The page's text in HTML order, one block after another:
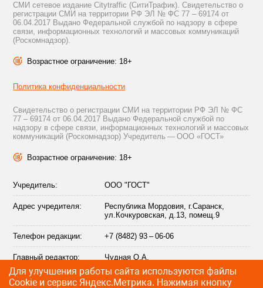
СМИ сетевое издание Citytraffic (СитиТрафик). Свидетельство о
регистрации СМИ на территории РФ ЭЛ № ФС 77 – 69174 от
06.04.2017 Выдано Федеральной службой по надзору в сфере
связи, информационных технологий и массовых коммуникаций
(Роскомнадзор).
Возрастное ограничение: 18+
Политика конфиденциальности
Свидетельство о регистрации СМИ на территории РФ ЭЛ № ФС
77 – 69174 от 06.04.2017 Выдано Федеральной службой по
надзору в сфере связи, информационных технологий и массовых
коммуникаций (Роскомнадзор) Учредитель — ООО «ГОСТ»
Возрастное ограничение: 18+
Учредитель: ООО "ГОСТ"
Адрес учредителя:
Республика Мордовия, г.Саранск,
ул.Кочкуровская, д.13, помещ.9
Телефон редакции: +7 (8482) 93 – 06-06
Главный редактор: Чудная О.А.
Адрес электронной
info@citytraffic.ru
Для улучшения работы сайта используются файлы
Сookie и сервис Яндекс.Метрика. Нажимая кнопку